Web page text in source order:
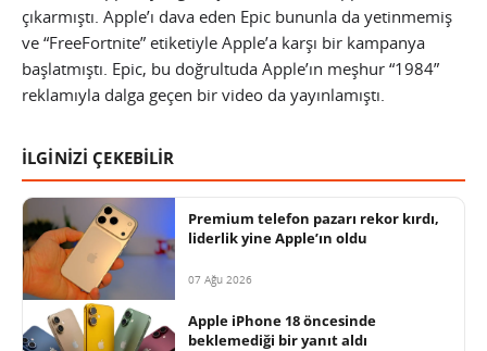
çıkarmıştı. Apple’ı dava eden Epic bununla da yetinmemiş
ve “FreeFortnite” etiketiyle Apple’a karşı bir kampanya
başlatmıştı. Epic, bu doğrultuda Apple’ın meşhur “1984”
reklamıyla dalga geçen bir video da yayınlamıştı.
İLGİNİZİ ÇEKEBİLİR
Premium telefon pazarı rekor kırdı,
liderlik yine Apple’ın oldu
07 Ağu 2026
Apple iPhone 18 öncesinde
beklemediği bir yanıt aldı